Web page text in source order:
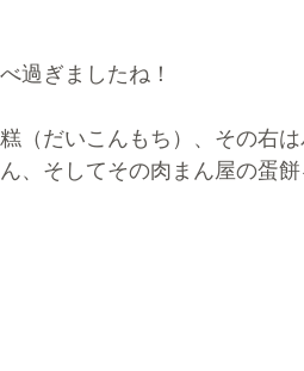
過ぎましたね！
（だいこんもち）、その右
、そしてその肉まん屋の蛋